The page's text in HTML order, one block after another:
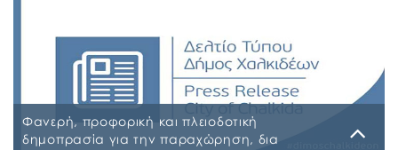
ΑΣΦΑΛΕΙΕΣ 2026-2027 09-07-2026_signed
ΠΑΡΑΡΤΗΜΑ Α’ ΜΕΛΕΤΗ ΑΣΦΑΛΕΙΕΣ ΕΠΕΞΕΡΓΑΣΙΜΗ
2026-2027 09-07-2026 ΠΑΡΑΡΤΗΜΑ Β ΕΕΕΣ PDF_signed
ΠΕΡΙΛΗΨΗ ΔΙΑΚΗΡΥΞΗΣ ΑΣΦΑΛΕΙΕΣ_signed
Φανερή, προφορική και πλειοδοτική
δημοπρασία για την παραχώρηση, δια